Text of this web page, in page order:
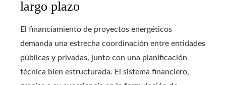
largo plazo
El financiamiento de proyectos energéticos
demanda una estrecha coordinación entre entidades
públicas y privadas, junto con una planificación
técnica bien estructurada. El sistema financiero,